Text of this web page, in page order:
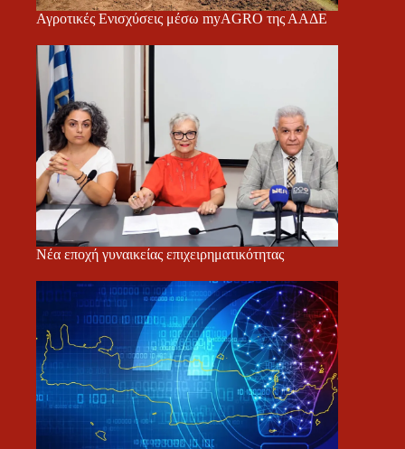
Αγροτικές Ενισχύσεις μέσω myAGRO της ΑΑΔΕ
Νέα εποχή γυναικείας επιχειρηματικότητας